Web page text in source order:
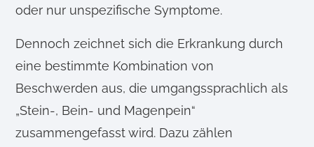
oder nur unspezifische Symptome.
Dennoch zeichnet sich die Erkrankung durch
eine bestimmte Kombination von
Beschwerden aus, die umgangssprachlich als
„Stein-, Bein- und Magenpein“
zusammengefasst wird. Dazu zählen